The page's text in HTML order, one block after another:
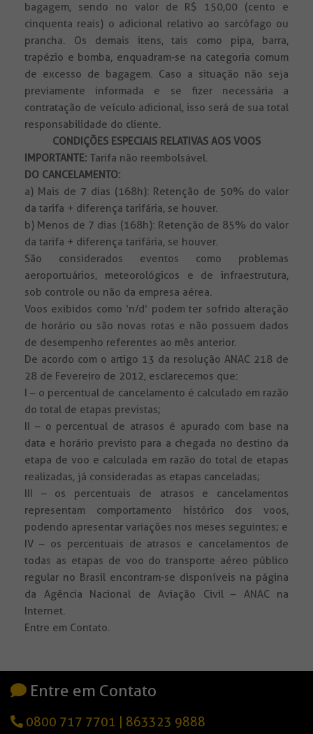
bagagem, sendo no valor de R$ 150,00 (cento e
cinquenta reais) o adicional relativo ao sarcófago ou
prancha. Os demais itens, tais como pipa, barra,
trapézio e bomba, enquadram-se na categoria comum
de excesso de bagagem. Caso a situação não seja
previamente informada e se fizer necessária a
contratação de veículo adicional, isso será de sua total
responsabilidade do cliente.
CONDIÇÕES ESPECIAIS RELATIVAS AOS VOOS
IMPORTANTE: Tarifa não reembolsável.
DO CANCELAMENTO:
a) Mais de 7 dias (168h): Retenção de 50% do valor
da tarifa + diferença tarifária, se houver.
b) Menos de 7 dias (168h): Retenção de 85% do valor
da tarifa + diferença tarifária, se houver.
São considerados eventos como problemas
aeroportuários, meteorológicos e de infraestrutura,
sob controle ou não da empresa aérea.
Voos exibidos como ‘n/d’ podem ter sofrido alteração
de horário ou são novas rotas e não possuem dados
de desempenho referentes ao mês anterior.
De acordo com o artigo 13 da resolução ANAC 218 de
28 de Fevereiro de 2012, esclarecemos que:
I – o percentual de cancelamento é calculado em razão
do total de etapas previstas;
II – o percentual de atrasos é apurado com base na
data e horário previsto para a chegada no destino da
etapa de voo e calculada em razão do total de etapas
realizadas, já consideradas as etapas canceladas;
III – os percentuais de atrasos e cancelamentos
representam comportamento histórico dos voos,
podendo apresentar variações nos meses seguintes; e
IV – os percentuais de atrasos e cancelamentos de
todas as etapas de voo do transporte aéreo público
regular no Brasil encontram-se disponíveis na página
da Agência Nacional de Aviação Civil – ANAC na
Internet.
Entre em Contato.
Entre em Contato
0800 717 7701
863323 9888